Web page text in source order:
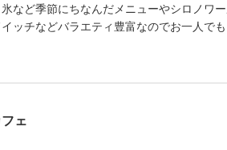
など季節にちなんだメニューやシロノワ
ッチなどバラエティ豊富なのでお一人で
ェ